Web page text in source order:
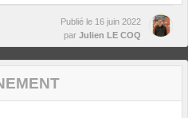
Publié le 16 juin 2022
par Julien LE COQ